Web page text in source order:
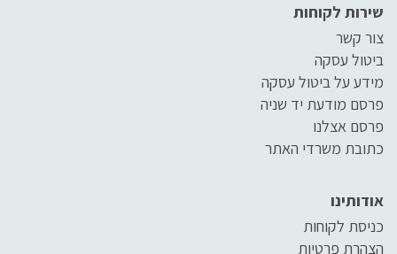
שירות לקוחות
צור קשר
ביטול עסקה
מידע על ביטול עסקה
פרסם מודעת יד שניה
פרסם אצלנו
כתובת משרדי האתר
אודותינו
כניסת לקוחות
הצהרת פרטיות